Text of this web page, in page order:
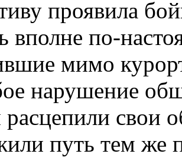
проявила
вполне по-
мимо
нарушение
расцепили свои
путь тем же